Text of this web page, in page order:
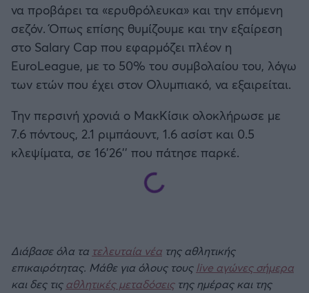
να προβάρει τα «ερυθρόλευκα» και την επόμενη
σεζόν. Όπως επίσης θυμίζουμε και την εξαίρεση
στο Salary Cap που εφαρμόζει πλέον η
EuroLeague, με το 50% του συμβολαίου του, λόγω
των ετών που έχει στον Ολυμπιακό, να εξαιρείται.
Την περσινή χρονιά ο ΜακΚίσικ ολοκλήρωσε με
7.6 πόντους, 2.1 ριμπάουντ, 1.6 ασίστ και 0.5
κλεψίματα, σε 16'26'' που πάτησε παρκέ.
Διάβασε όλα τα τελευταία νέα της αθλητικής
επικαιρότητας. Μάθε για όλους τους live αγώνες σήμερα
και δες τιςαθλητικές μεταδόσειςτης ημέρας και της